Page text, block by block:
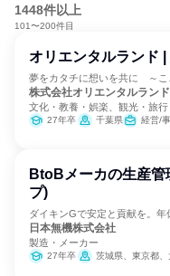
1448件以上
101〜200件目
オリエンタルランド |
夢をカタチに想いを共に ～こ
株式会社オリエンタルランド
文化・教養・娯楽、観光・旅行
27年卒 千葉県 経営/事業企画、営業、
BtoBメーカの生産
プ)
ダイキンGで安定と貢献を。年
日本無機株式会社
製造・メーカー
27年卒 茨城県、東京都、